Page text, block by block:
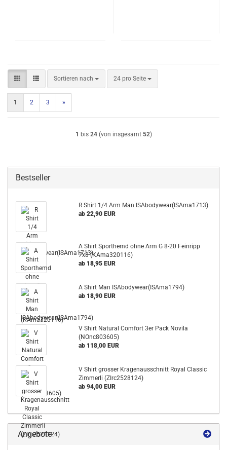
Sortieren nach
Sortieren nach 24 pro Seite
pro Seite
1 2 3 »
1 bis 24(von insgesamt 52)
Bestseller
R Shirt 1/4 Arm Man ISAbodywear(ISAma1713)
ab 22,90 EUR
A Shirt Sporthemd ohne Arm G 8-20 Feinripp
7x8 (KAma320116)
ab 18,95 EUR
A Shirt Man ISAbodywear(ISAma1794)
ab 18,90 EUR
V Shirt Natural Comfort 3er Pack Novila
(NOnc803605)
ab 118,00 EUR
V Shirt grosser Kragenausschnitt Royal Classic
Zimmerli (ZIrc2528124)
ab 94,00 EUR
Angebote